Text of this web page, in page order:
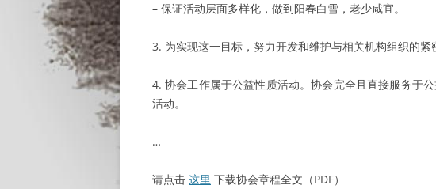
– 保证活动层面多样化，做到阳春白雪，老少咸宜。
3. 为实现这一目标，努力开发和维护与相关机构组织的紧
4. 协会工作属于公益性质活动。协会完全且直接服务于
活动。
…
请点击 这里 下载协会章程全文（PDF）